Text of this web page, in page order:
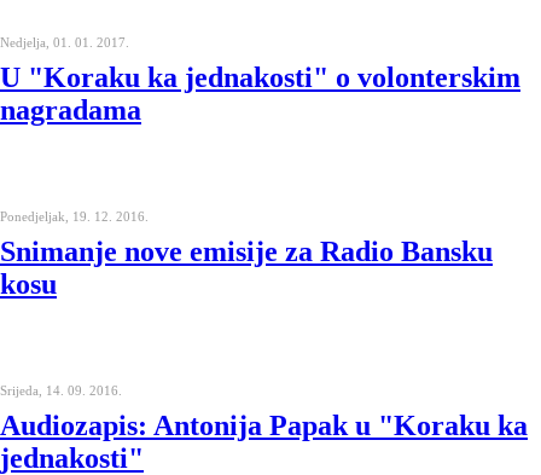
Nedjelja, 01. 01. 2017.
U "Koraku ka jednakosti" o volonterskim
nagradama
Ponedjeljak, 19. 12. 2016.
Snimanje nove emisije za Radio Bansku
kosu
Srijeda, 14. 09. 2016.
Audiozapis: Antonija Papak u "Koraku ka
jednakosti"